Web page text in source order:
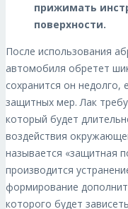
прижимать
поверхности.
После использования
автомобиля обретет
сохранится он недолго,
защитных мер. Лак
который будет
воздействия
называется «защитная
производится
формирование
которого будет